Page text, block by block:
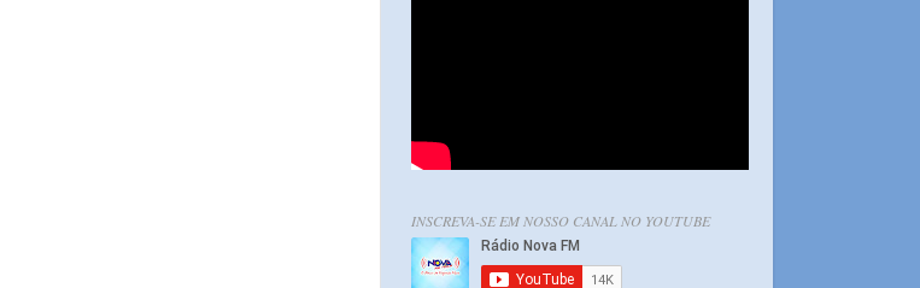
INSCREVA-SE EM NOSSO CANAL NO YOUTUBE